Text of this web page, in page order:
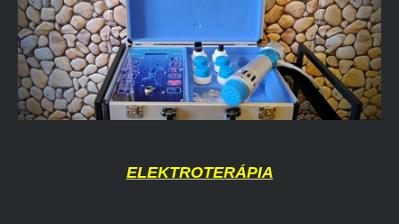
ELEKTROTERÁPIA